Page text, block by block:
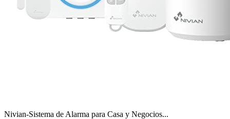
Nivian-Sistema de Alarma para Casa y Negocios...